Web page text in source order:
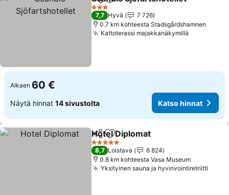
Jaa Lisää suosikkeihin
3 Tähtiluokitus
7,7 Hyvä
7 726
0.7 km kohteesta Stadsgårdshamnen
Kattoterassi majakkanäkymillä
Alkaen 60 €
Näytä hinnat 14 sivustolta Katso hinnat
Jaa Lisää suosikkeihin
Hotel Diplomat
5 Tähtiluokitus
8,7 Loistava
6 824
0.8 km kohteesta Vasa Museum
Yksityinen sauna ja hyvinvointiretriitti